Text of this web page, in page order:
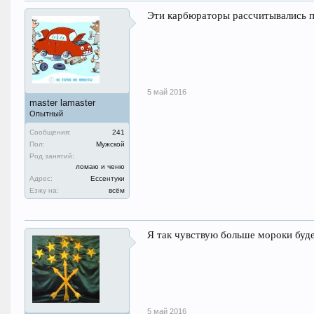
master lamaster
Опытный
Сообщения:
241
Пол:
Мужской
Род занятий:
ломаю и ченю
Адрес:
Ессентуки
Езжу на:
всём
Эти карбюраторы рассчитывались
5 май 2016
Я так чувствую больше мороки
5 май 2016